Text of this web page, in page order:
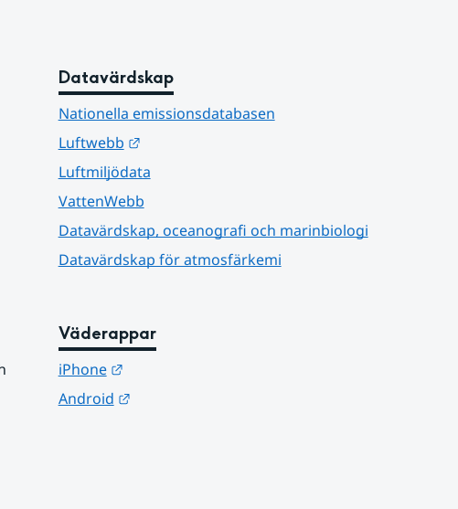
Datavärdskap
Nationella emissionsdatabasen
Luftwebb
Länk till annan webbplats.
Luftmiljödata
VattenWebb
Datavärdskap, oceanografi och marinbiologi
Datavärdskap för atmosfärkemi
Väderappar
iPhone
Länk till annan webbplats.
Android
Länk till annan webbplats.